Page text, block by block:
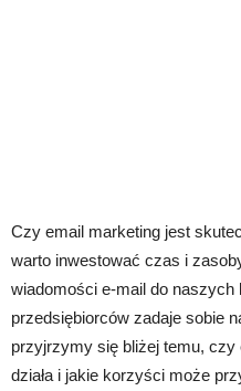
Czy email marketing jest
warto inwestować czas i
wiadomości e-mail do naszych
przedsiębiorców zadaje sobie
przyjrzymy się bliżej temu,
działa i jakie korzyści może